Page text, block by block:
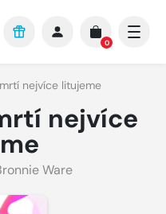
0
nejvíce litujeme
nejvíce
Ware